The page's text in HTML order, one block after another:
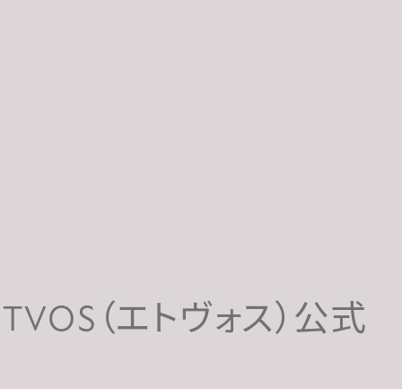
（エトヴォス）公式